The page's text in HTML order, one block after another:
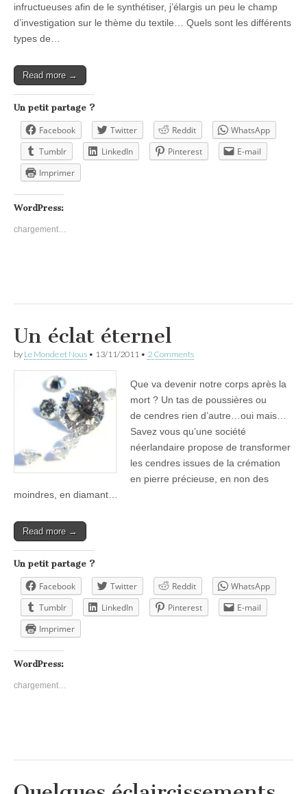
infructueuses afin de le synthétiser, j’élargis un peu le champ
d’investigation sur le thème du textile… Quels sont les différents
types de…
Read more →
Un petit partage ?
Facebook Twitter Reddit
WhatsApp
Tumblr
LinkedIn Pinterest
E-mail
Imprimer
WordPress:
chargement…
Un éclat éternel
by Le Monde et Nous • 13/11/2011 • 2 Comments
Que va devenir notre corps après la
mort ? Un tas de poussières ou
de cendres rien d’autre…oui mais…
Savez vous qu’une société
néerlandaire propose de transformer
les cendres issues de la crémation
en pierre précieuse, en non des
moindres, en diamant…
Read more →
Un petit partage ?
Facebook Twitter Reddit
WhatsApp
Tumblr
LinkedIn Pinterest
E-mail
Imprimer
WordPress:
chargement…